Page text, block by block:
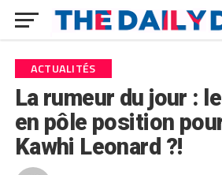
ACTUALITÉS
La rumeur du jour :
en pôle position
Kawhi Leonard ?!